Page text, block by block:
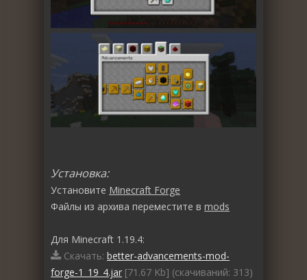
Установка:
Установите Minecraft Forge
Файлы из архива переместите в mods
Для Minecraft 1.19.4:
Скачать: better-advancements-mod-
forge-1_19_4.jar [71.67 Kb] (cкачиваний: 313)